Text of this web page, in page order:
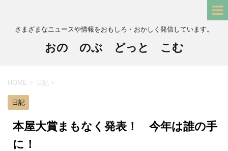
さまざまなニュースや情報をおもしろ・おかしく発信しています。
おの のぶ どっと こむ
HOME > 日記 >
日記
本屋大賞まもなく発表！ 今年は誰の手
に！